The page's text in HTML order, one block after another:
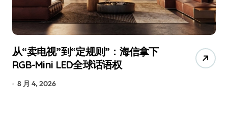
则”：海信拿下
话语权
追觅、石头科技注意：
已被美国认定为“战略